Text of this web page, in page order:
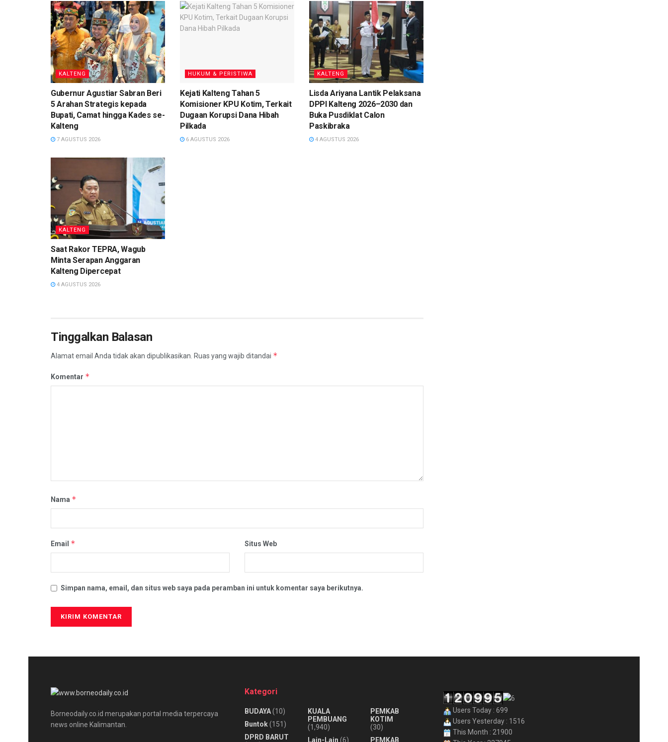
KALTENG
Gubernur Agustiar Sabran Beri
5 Arahan Strategis kepada
Bupati, Camat hingga Kades se-
Kalteng
7 AGUSTUS 2026
HUKUM & PERISTIWA
Kejati Kalteng Tahan 5
Komisioner KPU Kotim, Terkait
Dugaan Korupsi Dana Hibah
Pilkada
6 AGUSTUS 2026
KALTENG
Lisda Ariyana Lantik Pelaksana
DPPI Kalteng 2026–2030 dan
Buka Pusdiklat Calon
Paskibraka
4 AGUSTUS 2026
KALTENG
Saat Rakor TEPRA, Wagub
Minta Serapan Anggaran
Kalteng Dipercepat
4 AGUSTUS 2026
Tinggalkan Balasan
Alamat email Anda tidak akan dipublikasikan. Ruas yang wajib ditandai *
Komentar *
Nama *
Email * Situs Web
Simpan nama, email, dan situs web saya pada peramban ini untuk komentar saya berikutnya.
Borneodaily.co.id merupakan portal media terpercaya
news online Kalimantan.
Kategori
BUDAYA(10)
Buntok(151)
DPRD BARUT
KUALA
PEMBUANG
(1,940)
Lain-Lain (6)
PEMKAB
KOTIM
(30)
PEMKAB
Users Today : 699
Users Yesterday : 1516
This Month : 21900